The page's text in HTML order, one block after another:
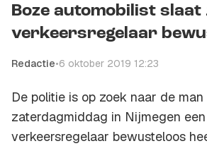
Boze automobilist slaat
verkeersregelaar
Redactie•6 oktober 2019 12:23
De politie is op zoek naar de
zaterdagmiddag in Nijmegen
verkeersregelaar bewusteloos